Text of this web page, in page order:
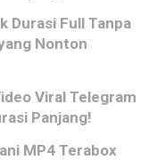
Durasi Full Tanpa
Nonton
Viral Telegram
Panjang!
MP4 Terabox